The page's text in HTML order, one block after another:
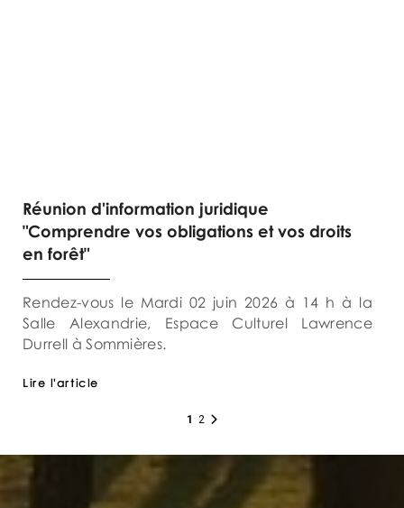
Réunion d'information juridique
"Comprendre vos obligations et vos droits
en forêt"
Rendez-vous le Mardi 02 juin 2026 à 14 h à la
Salle Alexandrie, Espace Culturel Lawrence
Durrell à Sommières.
Lire l'article
1 2